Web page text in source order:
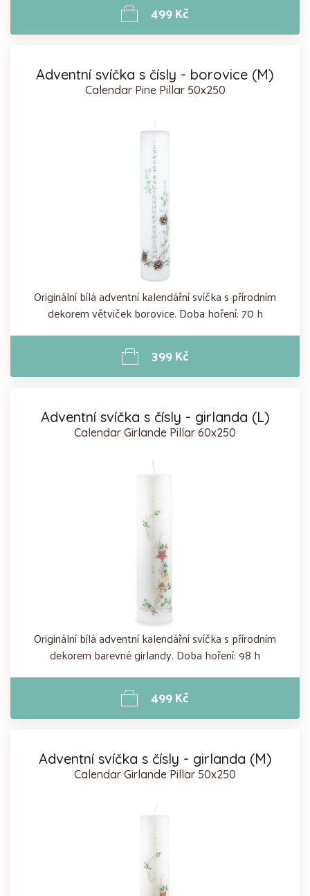
499 Kč
Adventní svíčka s čísly - borovice (M)
Calendar Pine Pillar 50x250
Originální bílá adventní kalendářní svíčka s přírodním
dekorem větviček borovice. Doba hoření: 70 h
399 Kč
Adventní svíčka s čísly - girlanda (L)
Calendar Girlande Pillar 60x250
Originální bílá adventní kalendářní svíčka s přírodním
dekorem barevné girlandy. Doba hoření: 98 h
499 Kč
Adventní svíčka s čísly - girlanda (M)
Calendar Girlande Pillar 50x250